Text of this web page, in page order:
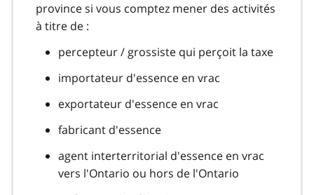
province si vous comptez mener des activités
à titre de :
percepteur / grossiste qui perçoit la taxe
importateur d'essence en vrac
exportateur d'essence en vrac
fabricant d'essence
agent interterritorial d'essence en vrac
vers l'Ontario ou hors de l'Ontario